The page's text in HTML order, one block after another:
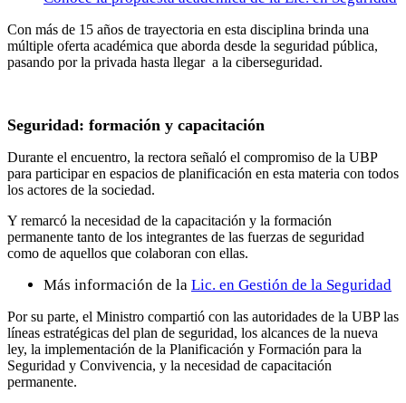
Con más de 15 años de trayectoria en esta disciplina brinda una
múltiple oferta académica que aborda desde la seguridad pública,
pasando por la privada hasta llegar a la ciberseguridad.
Seguridad: formación y capacitación
Durante el encuentro, la rectora señaló el compromiso de la UBP
para participar en espacios de planificación en esta materia con todos
los actores de la sociedad.
Y remarcó la necesidad de la capacitación y la formación
permanente tanto de los integrantes de las fuerzas de seguridad
como de aquellos que colaboran con ellas.
Más información de la Lic. en Gestión de la Seguridad
Por su parte, el Ministro compartió con las autoridades de la UBP las
líneas estratégicas del plan de seguridad, los alcances de la nueva
ley, la implementación de la Planificación y Formación para la
Seguridad y Convivencia, y la necesidad de capacitación
permanente.